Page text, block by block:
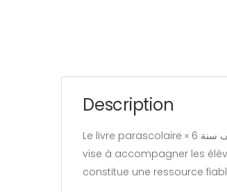
Description
Le livre parascolaire « أستكشف سنة 6 » appartient à la catégorie « Éducation » et est rédigé par notre équipe. Conçu comme un support pédagogique, il
vise à accompagner les
constitue une ressource